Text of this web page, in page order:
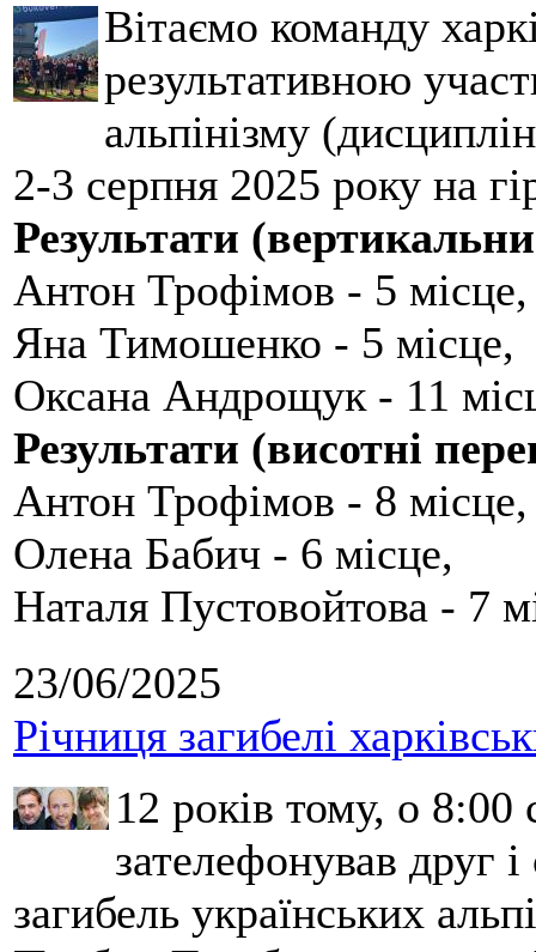
Вітаємо команду
результативною
альпінізму
2-3 серпня 2025 року на
Результати
Антон Трофімов - 5 місце,
Яна Тимошенко - 5 місце,
Оксана Андрощук - 11
Результати (висотні
Антон Трофімов - 8 місце,
Олена Бабич - 6 місце,
Наталя Пустовойтова - 7
23/06/2025
Річниця загибелі
12 років тому, о 8:00
зателефонував друг
загибель українських